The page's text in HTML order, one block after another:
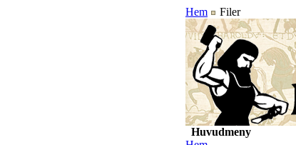
Hem Filer
Huvudmeny